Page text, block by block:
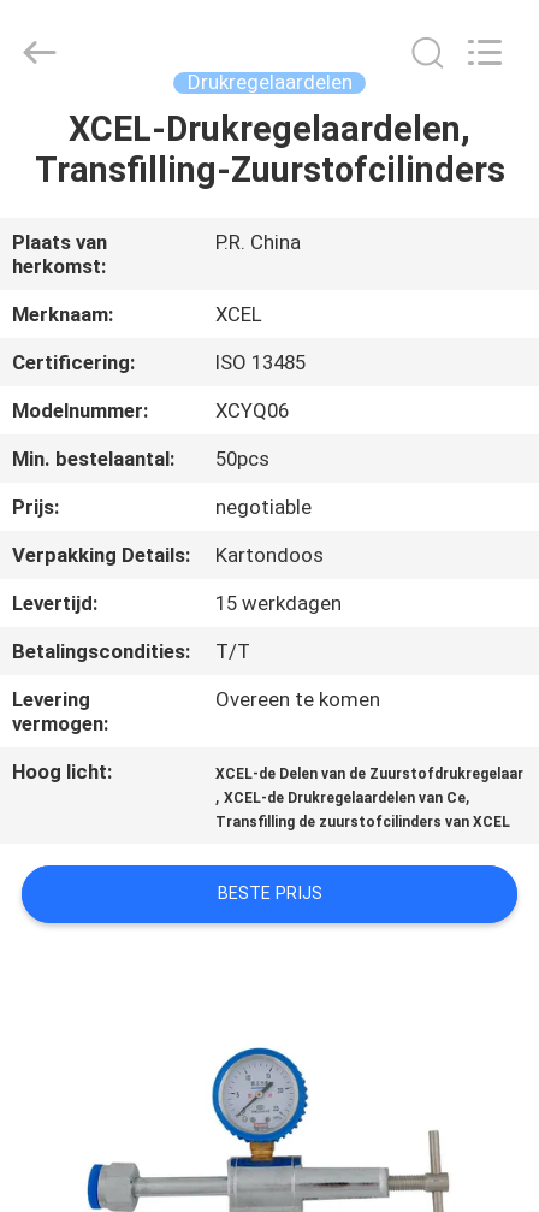
HUIS
ONGEVEER
ONS
FABRIEKSREIS
KWALITEITSCONTROLE
CONTACTEER
ONS
VERZOEK
OM
CITAAT
SITEMAP
Ltd..
Drukregelaardelen
XCEL-Drukregelaardelen,
Transfilling-Zuurstofcilinders
Plaats van
herkomst:
P.R. China
Merknaam:
XCEL
Certificering:
ISO 13485
Modelnummer:
XCYQ06
Min. bestelaantal:
50pcs
Prijs:
negotiable
Verpakking Details:
Kartondoos
Levertijd:
15 werkdagen
Betalingscondities:
T/T
Levering
vermogen:
Overeen te komen
Hoog licht: XCEL-de Delen van de Zuurstofdrukregelaar
,XCEL-de Drukregelaardelen van Ce,
Transfilling de zuurstofcilinders van XCEL
BESTE PRIJS